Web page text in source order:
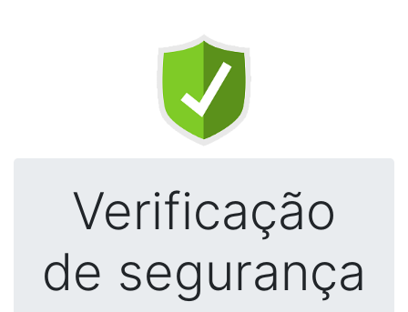
Verificação
de segurança